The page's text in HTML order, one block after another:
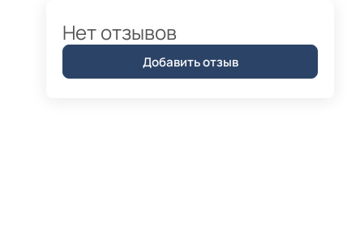
Нет отзывов
Добавить отзыв